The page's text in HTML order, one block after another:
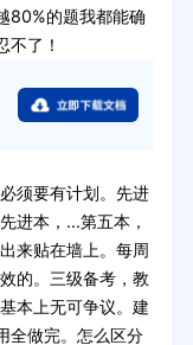
80%的题我都能确
不了！
须要有计划。先进
进本，...第五本，
来贴在墙上。每周
的。三级备考，教
本上无可争议。建
全做完。怎么区分